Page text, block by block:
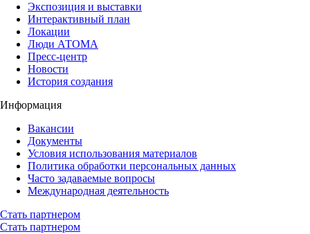
Экспозиция и выставки
Интерактивный план
Локации
Люди АТОМА
Пресс-центр
Новости
История создания
Информация
Вакансии
Документы
Условия использования материалов
Политика обработки персональных данных
Часто задаваемые вопросы
Международная деятельность
Стать партнером
Стать партнером